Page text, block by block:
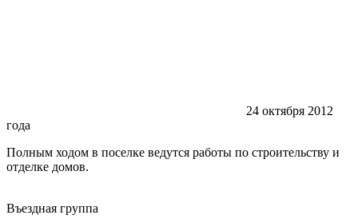
24 октября 2012
года
Полным ходом в поселке ведутся работы по строительству и
отделке домов.
Въездная группа